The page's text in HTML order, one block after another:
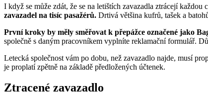
I když se může zdát, že se na letištích zavazadla ztrácejí každou
zavazadel na tisíc pasažérů. Drtivá většina kufrů, tašek a
První kroky by měly směřovat k přepážce označené jako
společně s daným pracovníkem vyplníte reklamační formulář.
Letecká společnost vám po dobu, než zavazadlo najde, musí
je proplatí zpětně na základě předložených účtenek.
Ztracené zavazadlo